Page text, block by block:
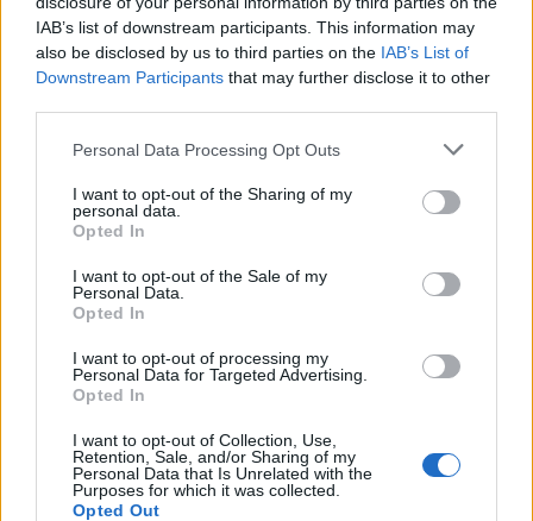
IAB’s list of downstream participants. This information may
also be disclosed by us to third parties on the IAB’s List of
Downstream Participants that may further disclose it to other
Personal Data Processing Opt Outs
I want to opt-out of the Sharing of my
personal data.
Opted In
I want to opt-out of the Sale of my
Personal Data.
Opted In
I want to opt-out of processing my
Personal Data for Targeted Advertising.
Opted In
I want to opt-out of Collection, Use,
Retention, Sale, and/or Sharing of my
Personal Data that Is Unrelated with the
Purposes for which it was collected.
Opted Out
ΔΙΑΦΗΜΙΣΗ